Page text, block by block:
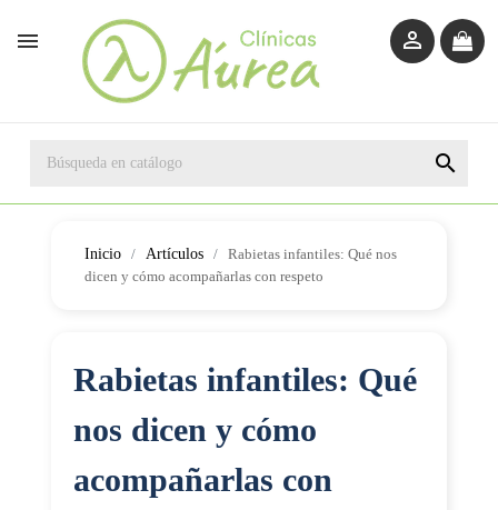
 

Inicio Artículos
Rabietas infantiles: Qué nos
dicen y cómo acompañarlas con respeto
Rabietas infantiles: Qué
nos dicen y cómo
acompañarlas con